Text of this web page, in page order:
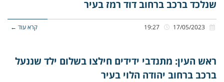
שנלכד ברכב ברחוב דוד רמז בעיר
קרא עוד ←
ראש העין: מתנדבי ידידים חילצו בשלום ילד שננעל
ברכב ברחוב יהודה הלוי בעיר